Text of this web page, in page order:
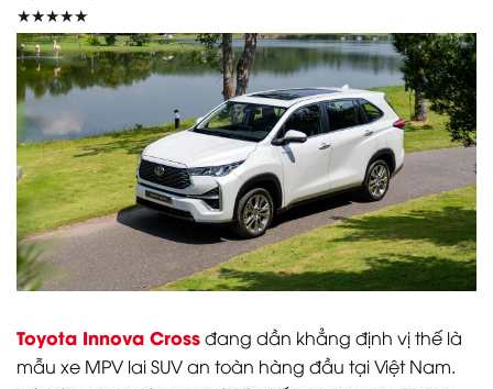
★★★★★
Toyota Innova Crossđang dần khẳng định vị thế là
mẫu xe MPV lai SUV an toàn hàng đầu tại Việt Nam.